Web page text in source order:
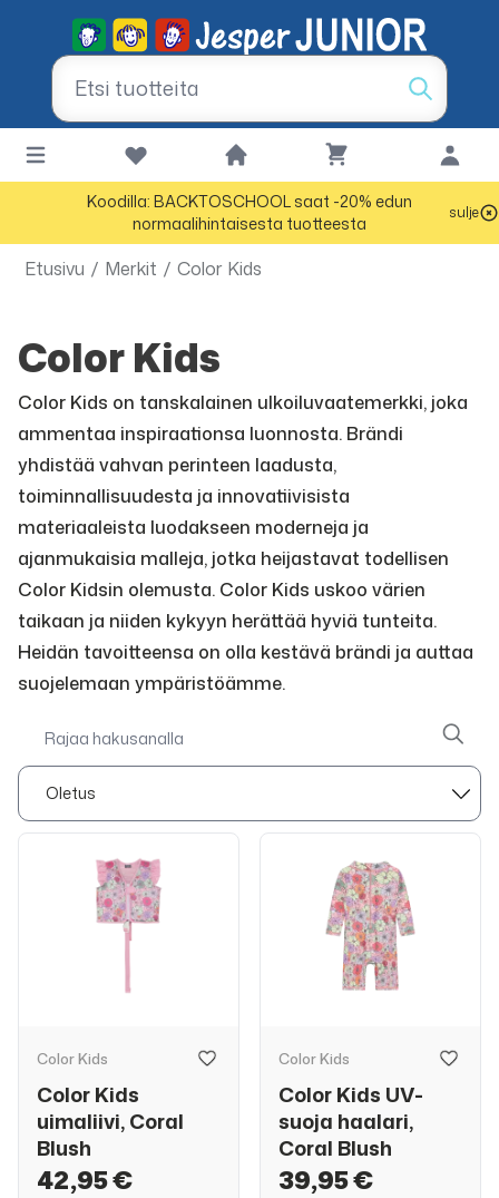
Koodilla: BACKTOSCHOOL saat -20% edun
normaalihintaisesta tuotteesta
sulje
Etusivu / Merkit / Color Kids
Color Kids
Color Kids on tanskalainen ulkoiluvaatemerkki, joka
ammentaa inspiraationsa luonnosta. Brändi
yhdistää vahvan perinteen laadusta,
toiminnallisuudesta ja innovatiivisista
materiaaleista luodakseen moderneja ja
ajanmukaisia malleja, jotka heijastavat todellisen
Color Kidsin olemusta. Color Kids uskoo värien
taikaan ja niiden kykyyn herättää hyviä tunteita.
Heidän tavoitteensa on olla kestävä brändi ja auttaa
suojelemaan ympäristöämme.
Color Kids
Color Kids
uimaliivi, Coral
Blush
42,95 €
Color Kids
Color Kids UV-
suoja haalari,
Coral Blush
39,95 €